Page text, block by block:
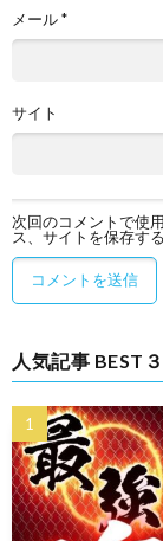
メール*
サイト
次回のコメントで使
ス、サイトを保存する
人気記事 BEST３